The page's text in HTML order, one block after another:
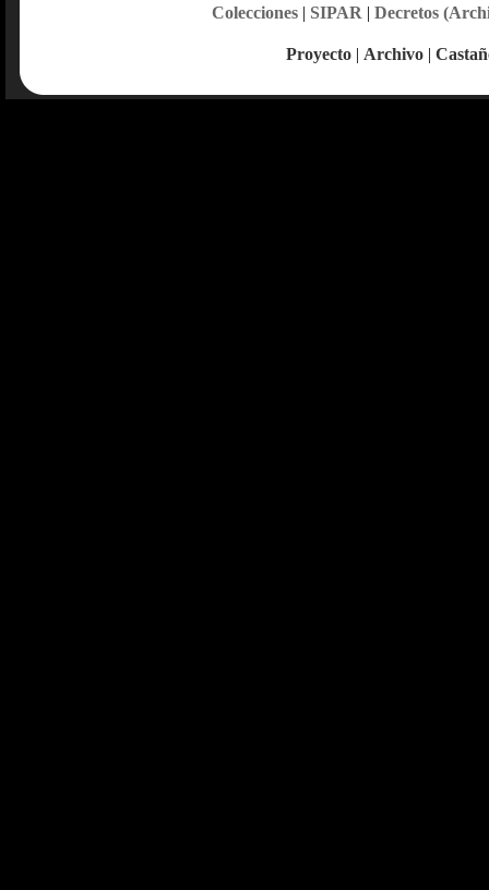
Colecciones| SIPAR | Decretos
Proyecto | Archivo |